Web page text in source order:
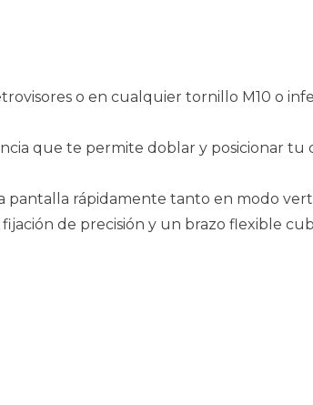
o en cualquier tornillo M10 o
que te permite doblar y posicionar tu
pantalla rápidamente tanto en modo
de precisión y un brazo flexible